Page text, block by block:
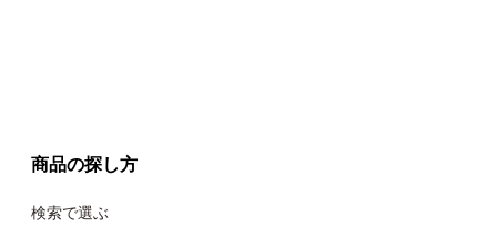
商品の探し方
検索で選ぶ